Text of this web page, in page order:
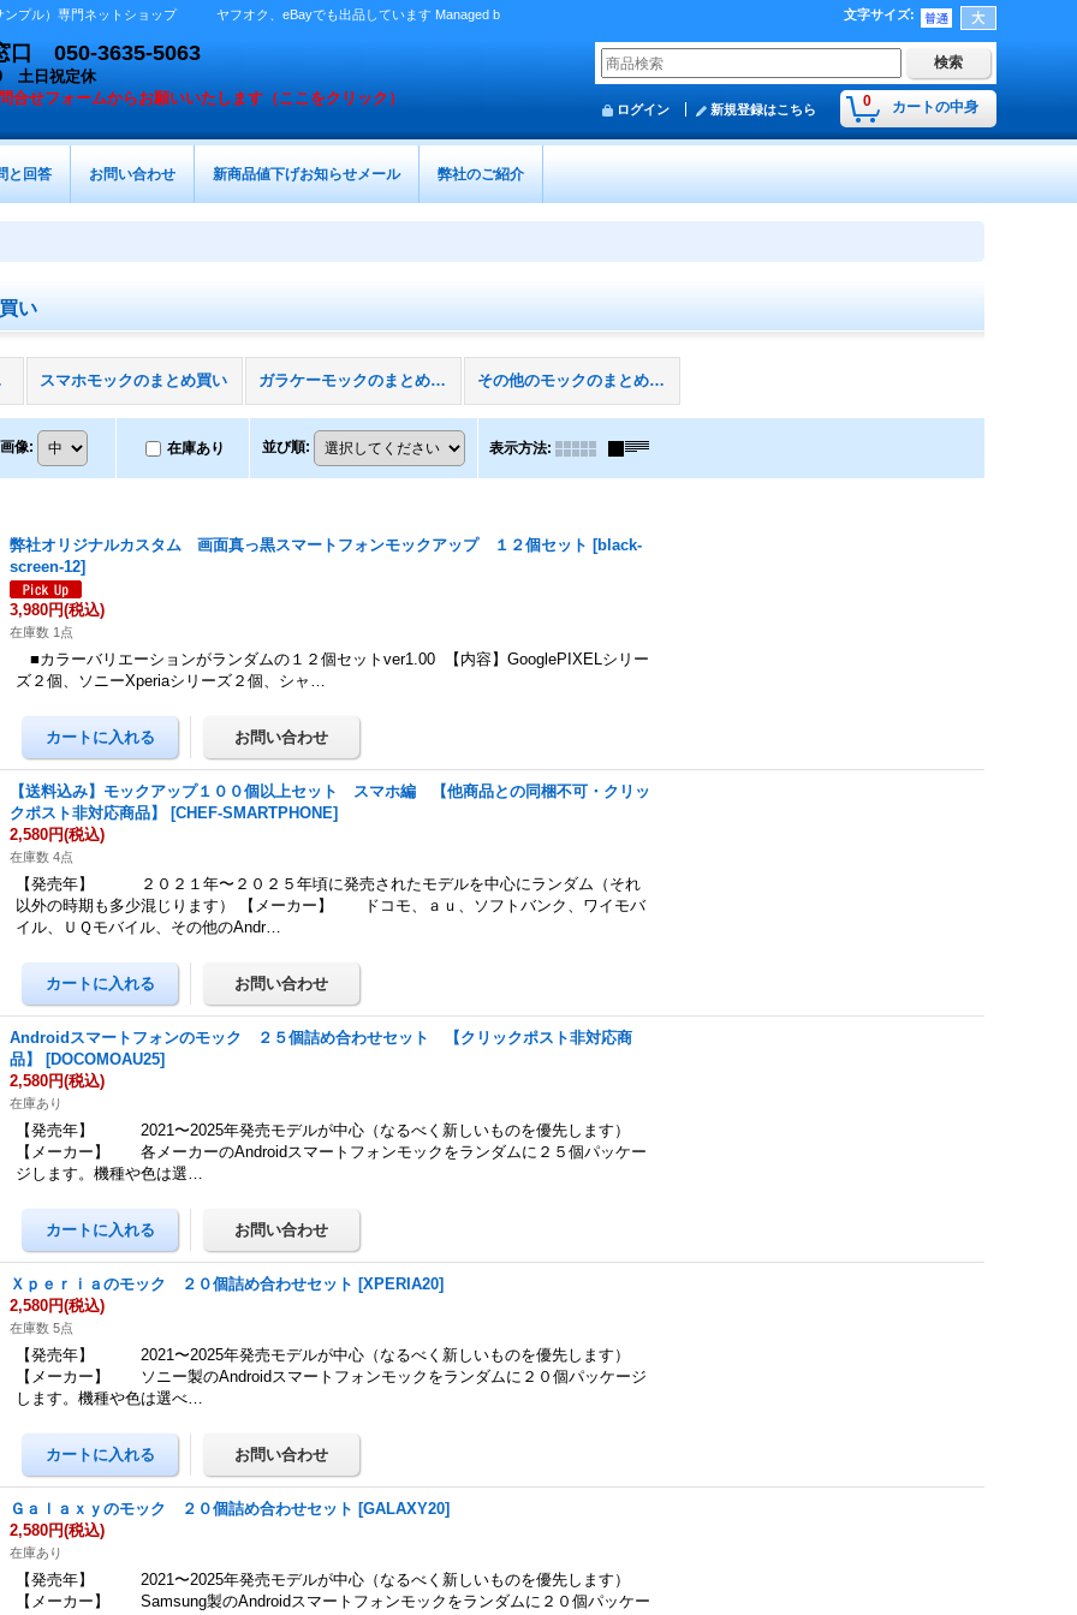
ンプル）専門ネットショップ ヤフオク、eBayでも出品しています Managed b 文字サイズ:
口 050-3635-5063
土日祝定休
合せフォームからお願いいたします（ここをクリック）
0 カートの中身
ログイン 新規登録はこちら
と回答 お問い合わせ 新商品値下げお知らせメール 弊社のご紹介
い
) スマホモックのまとめ買い ガラケーモックのまとめ買い その他のモックのまとめ買い
画像: 在庫あり 並び順: 表示方法:
弊社オリジナルカスタム 画面真っ黒スマートフォンモックアップ １２個セット [black-
screen-12]
3,980円(税込)
在庫数 1点
■カラーバリエーションがランダムの１２個セットver1.00 【内容】GooglePIXELシリー
ズ２個、ソニーXperiaシリーズ２個、シャ…
【送料込み】モックアップ１００個以上セット スマホ編 【他商品との同梱不可・クリッ
クポスト非対応商品】
[CHEF-SMARTPHONE]
2,580円(税込)
在庫数 4点
【発売年】 ２０２１年〜２０２５年頃に発売されたモデルを中心にランダム（それ
以外の時期も多少混じります） 【メーカー】 ドコモ、ａｕ、ソフトバンク、ワイモバ
イル、ＵＱモバイル、その他のAndr…
Androidスマートフォンのモック ２５個詰め合わせセット 【クリックポスト非対応商
品】
[DOCOMOAU25]
2,580円(税込)
在庫あり
【発売年】 2021〜2025年発売モデルが中心（なるべく新しいものを優先します）
【メーカー】 各メーカーのAndroidスマートフォンモックをランダムに２５個パッケー
ジします。機種や色は選…
Ｘｐｅｒｉａのモック ２０個詰め合わせセット [XPERIA20]
2,580円(税込)
在庫数 5点
【発売年】 2021〜2025年発売モデルが中心（なるべく新しいものを優先します）
【メーカー】 ソニー製のAndroidスマートフォンモックをランダムに２０個パッケージ
します。機種や色は選べ…
Ｇａｌａｘｙのモック ２０個詰め合わせセット [GALAXY20]
2,580円(税込)
在庫あり
【発売年】 2021〜2025年発売モデルが中心（なるべく新しいものを優先します）
【メーカー】 Samsung製のAndroidスマートフォンモックをランダムに２０個パッケー